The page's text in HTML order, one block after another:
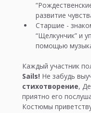
развитие
Старшие -
“Щелкунчик” и
помощью
Каждый участник
Sails! Не забудь
стихотворение,
приятно его
Костюмы